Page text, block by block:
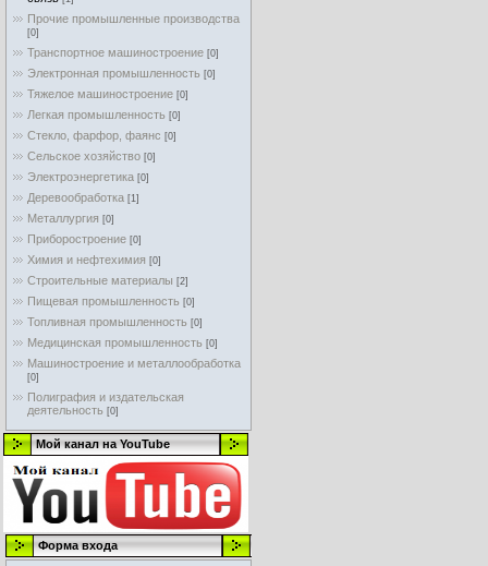
Прочие промышленные производства
[0]
Транспортное машиностроение [0]
Электронная промышленность [0]
Тяжелое машиностроение [0]
Легкая промышленность [0]
Стекло, фарфор, фаянс [0]
Сельское хозяйство [0]
Электроэнергетика [0]
Деревообработка [1]
Металлургия [0]
Приборостроение [0]
Химия и нефтехимия [0]
Строительные материалы [2]
Пищевая промышленность [0]
Топливная промышленность [0]
Медицинская промышленность [0]
Машиностроение и металлообработка
[0]
Полиграфия и издательская
деятельность [0]
Мой канал на YouTube
Форма входа